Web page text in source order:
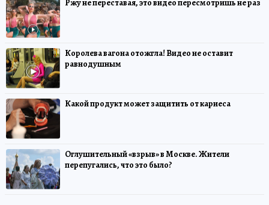
Ржу не переставая, это видео пересмотришь не раз
Королева вагона отожгла! Видео не оставит
равнодушным
Какой продукт может защитить от кариеса
Оглушительный «взрыв» в Москве. Жители
перепугались, что это было?